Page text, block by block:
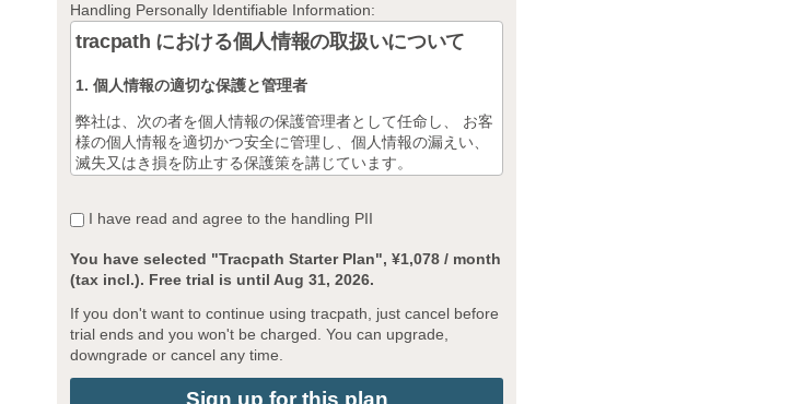
Handling Personally Identifiable Information:
tracpath における個人情報の取扱いについて
1. 個人情報の適切な保護と管理者
弊社は、次の者を個人情報の保護管理者として任命し、 お客
様の個人情報を適切かつ安全に管理し、個人情報の漏えい、
滅失又はき損を防止する保護策を講じています。
者】
個人情報保護管理責任者: 代表取締役 昌子 正俊
電話: 03-6803-1647 FAX: 03-6803-1648
2. 個人情報の利用目的
お客様の個人情報は、tracpath サービス提供のため、 弊社に
ご自身の個人情報を弊社に提供されるか否かは、お客様のご
I have read and agree to the handling PII
You have selected "Tracpath Starter Plan", ¥1,078 / month
(tax incl.). Free trial is until Aug 31, 2026.
If you don't want to continue using tracpath, just cancel before
trial ends and you won't be charged. You can upgrade,
downgrade or cancel any time.